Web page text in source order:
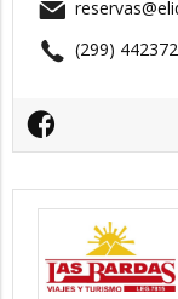
(299)